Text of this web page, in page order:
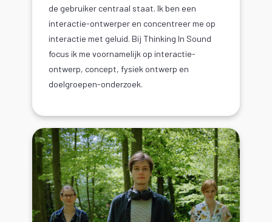
de gebruiker centraal staat. Ik ben een
interactie-ontwerper en concentreer me op
interactie met geluid. Bij Thinking In Sound
focus ik me voornamelijk op interactie-
ontwerp, concept, fysiek ontwerp en
doelgroepen-onderzoek.